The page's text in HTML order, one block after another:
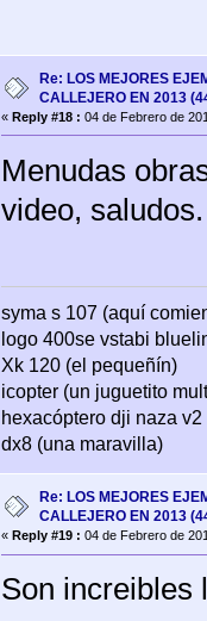
Re: LOS MEJORES
CALLEJERO EN 2013
« Reply #18 : 04 de Febrero de
Menudas
video, saludos.
syma s 107 (aquí
logo 400se vstabi
Xk 120 (el pequeñín)
icopter (un juguetito
hexacóptero dji naza
dx8 (una maravilla)
Re: LOS MEJORES
CALLEJERO EN 2013
« Reply #19 : 04 de Febrero de
Son increibles